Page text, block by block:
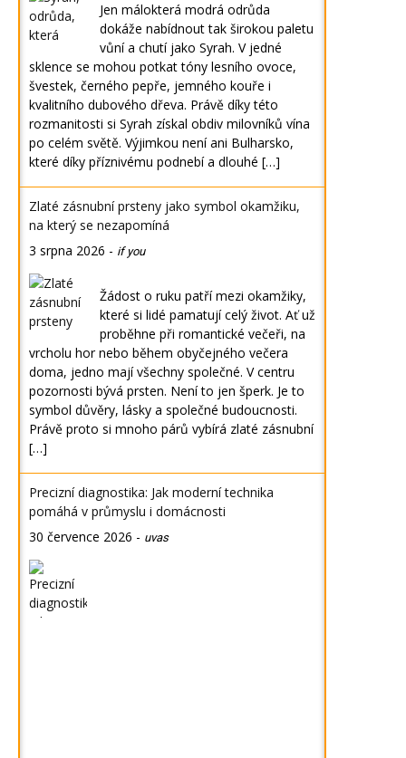
Jen málokterá modrá odrůda
dokáže nabídnout tak širokou paletu
vůní a chutí jako Syrah. V jedné
sklence se mohou potkat tóny lesního ovoce,
švestek, černého pepře, jemného kouře i
kvalitního dubového dřeva. Právě díky této
rozmanitosti si Syrah získal obdiv milovníků vína
po celém světě. Výjimkou není ani Bulharsko,
které díky příznivému podnebí a dlouhé […]
Zlaté zásnubní prsteny jako symbol okamžiku,
na který se nezapomíná
3 srpna 2026 - if you
Žádost o ruku patří mezi okamžiky,
které si lidé pamatují celý život. Ať už
proběhne při romantické večeři, na
vrcholu hor nebo během obyčejného večera
doma, jedno mají všechny společné. V centru
pozornosti bývá prsten. Není to jen šperk. Je to
symbol důvěry, lásky a společné budoucnosti.
Právě proto si mnoho párů vybírá zlaté zásnubní
[…]
Precizní diagnostika: Jak moderní technika
pomáhá v průmyslu i domácnosti
30 července 2026 - uvas